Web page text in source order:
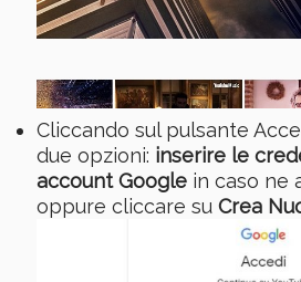
Cliccando sul pulsante
due opzioni: inserire le
account Googlein caso ne
oppure cliccare su Crea